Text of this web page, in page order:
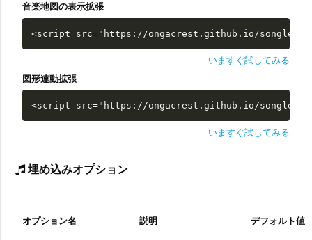
音楽地図の表示拡張
<script src="https://ongacrest.github.io/songle-
いますぐ試してみる
図形連動拡張
<script src="https://ongacrest.github.io/songle-
いますぐ試してみる
埋め込みオプション
オプション名 説明 デフォルト値